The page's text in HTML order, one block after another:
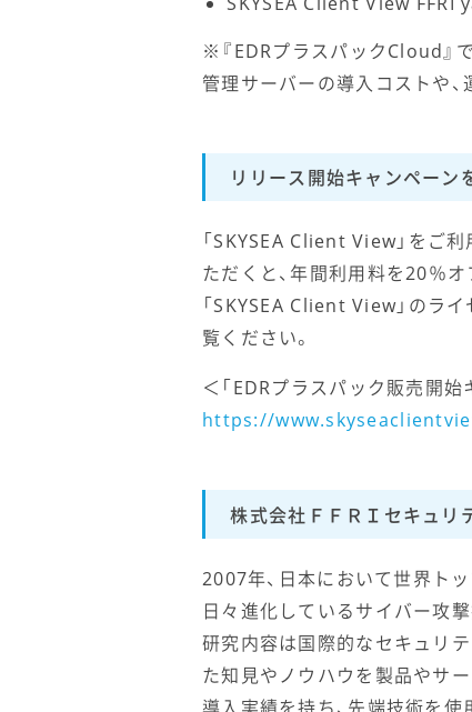
※『EDRプラスパックCloud』
管理サーバーの導入コストや、
リリース開始キャンペーン
「SKYSEA Client View」をご
ただくと、年間利用料を20％
「SKYSEA Client View」のラ
覧ください。
＜「EDRプラスパック販売開
https://
株式会社ＦＦＲＩセキュリ
2007年、日本において世界ト
日々進化しているサイバー攻
研究内容は国際的なセキュリ
た知見やノウハウを製品やサ